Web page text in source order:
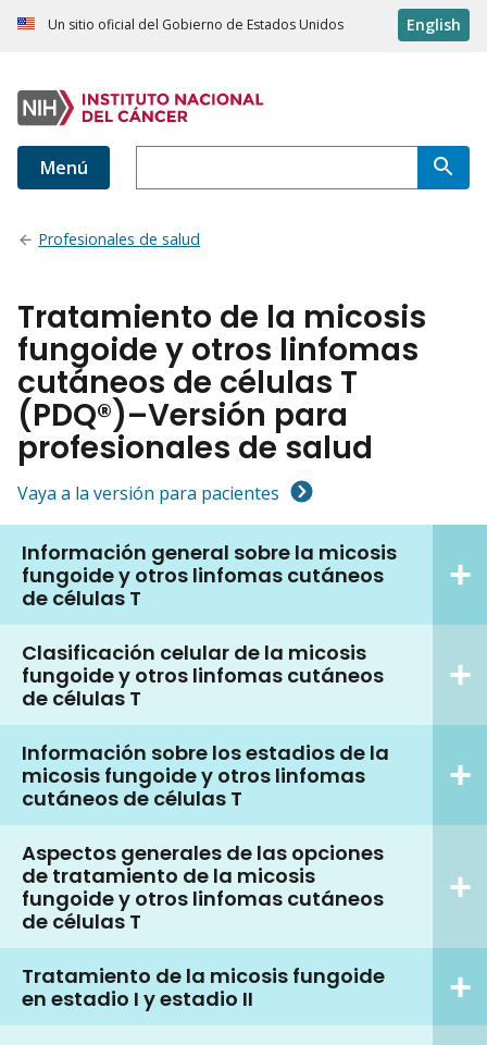
Un sitio oficial del Gobierno de Estados Unidos English
Menú
Profesionales de salud
Tratamiento de la micosis
fungoide y otros linfomas
cutáneos de células T
(PDQ®)–Versión para
profesionales de salud
Vaya a la versión para pacientes
Información general sobre la micosis
fungoide y otros linfomas cutáneos
de células T
Clasificación celular de la micosis
fungoide y otros linfomas cutáneos
de células T
Información sobre los estadios de la
micosis fungoide y otros linfomas
cutáneos de células T
Aspectos generales de las opciones
de tratamiento de la micosis
fungoide y otros linfomas cutáneos
de células T
Tratamiento de la micosis fungoide
en estadio I y estadio II